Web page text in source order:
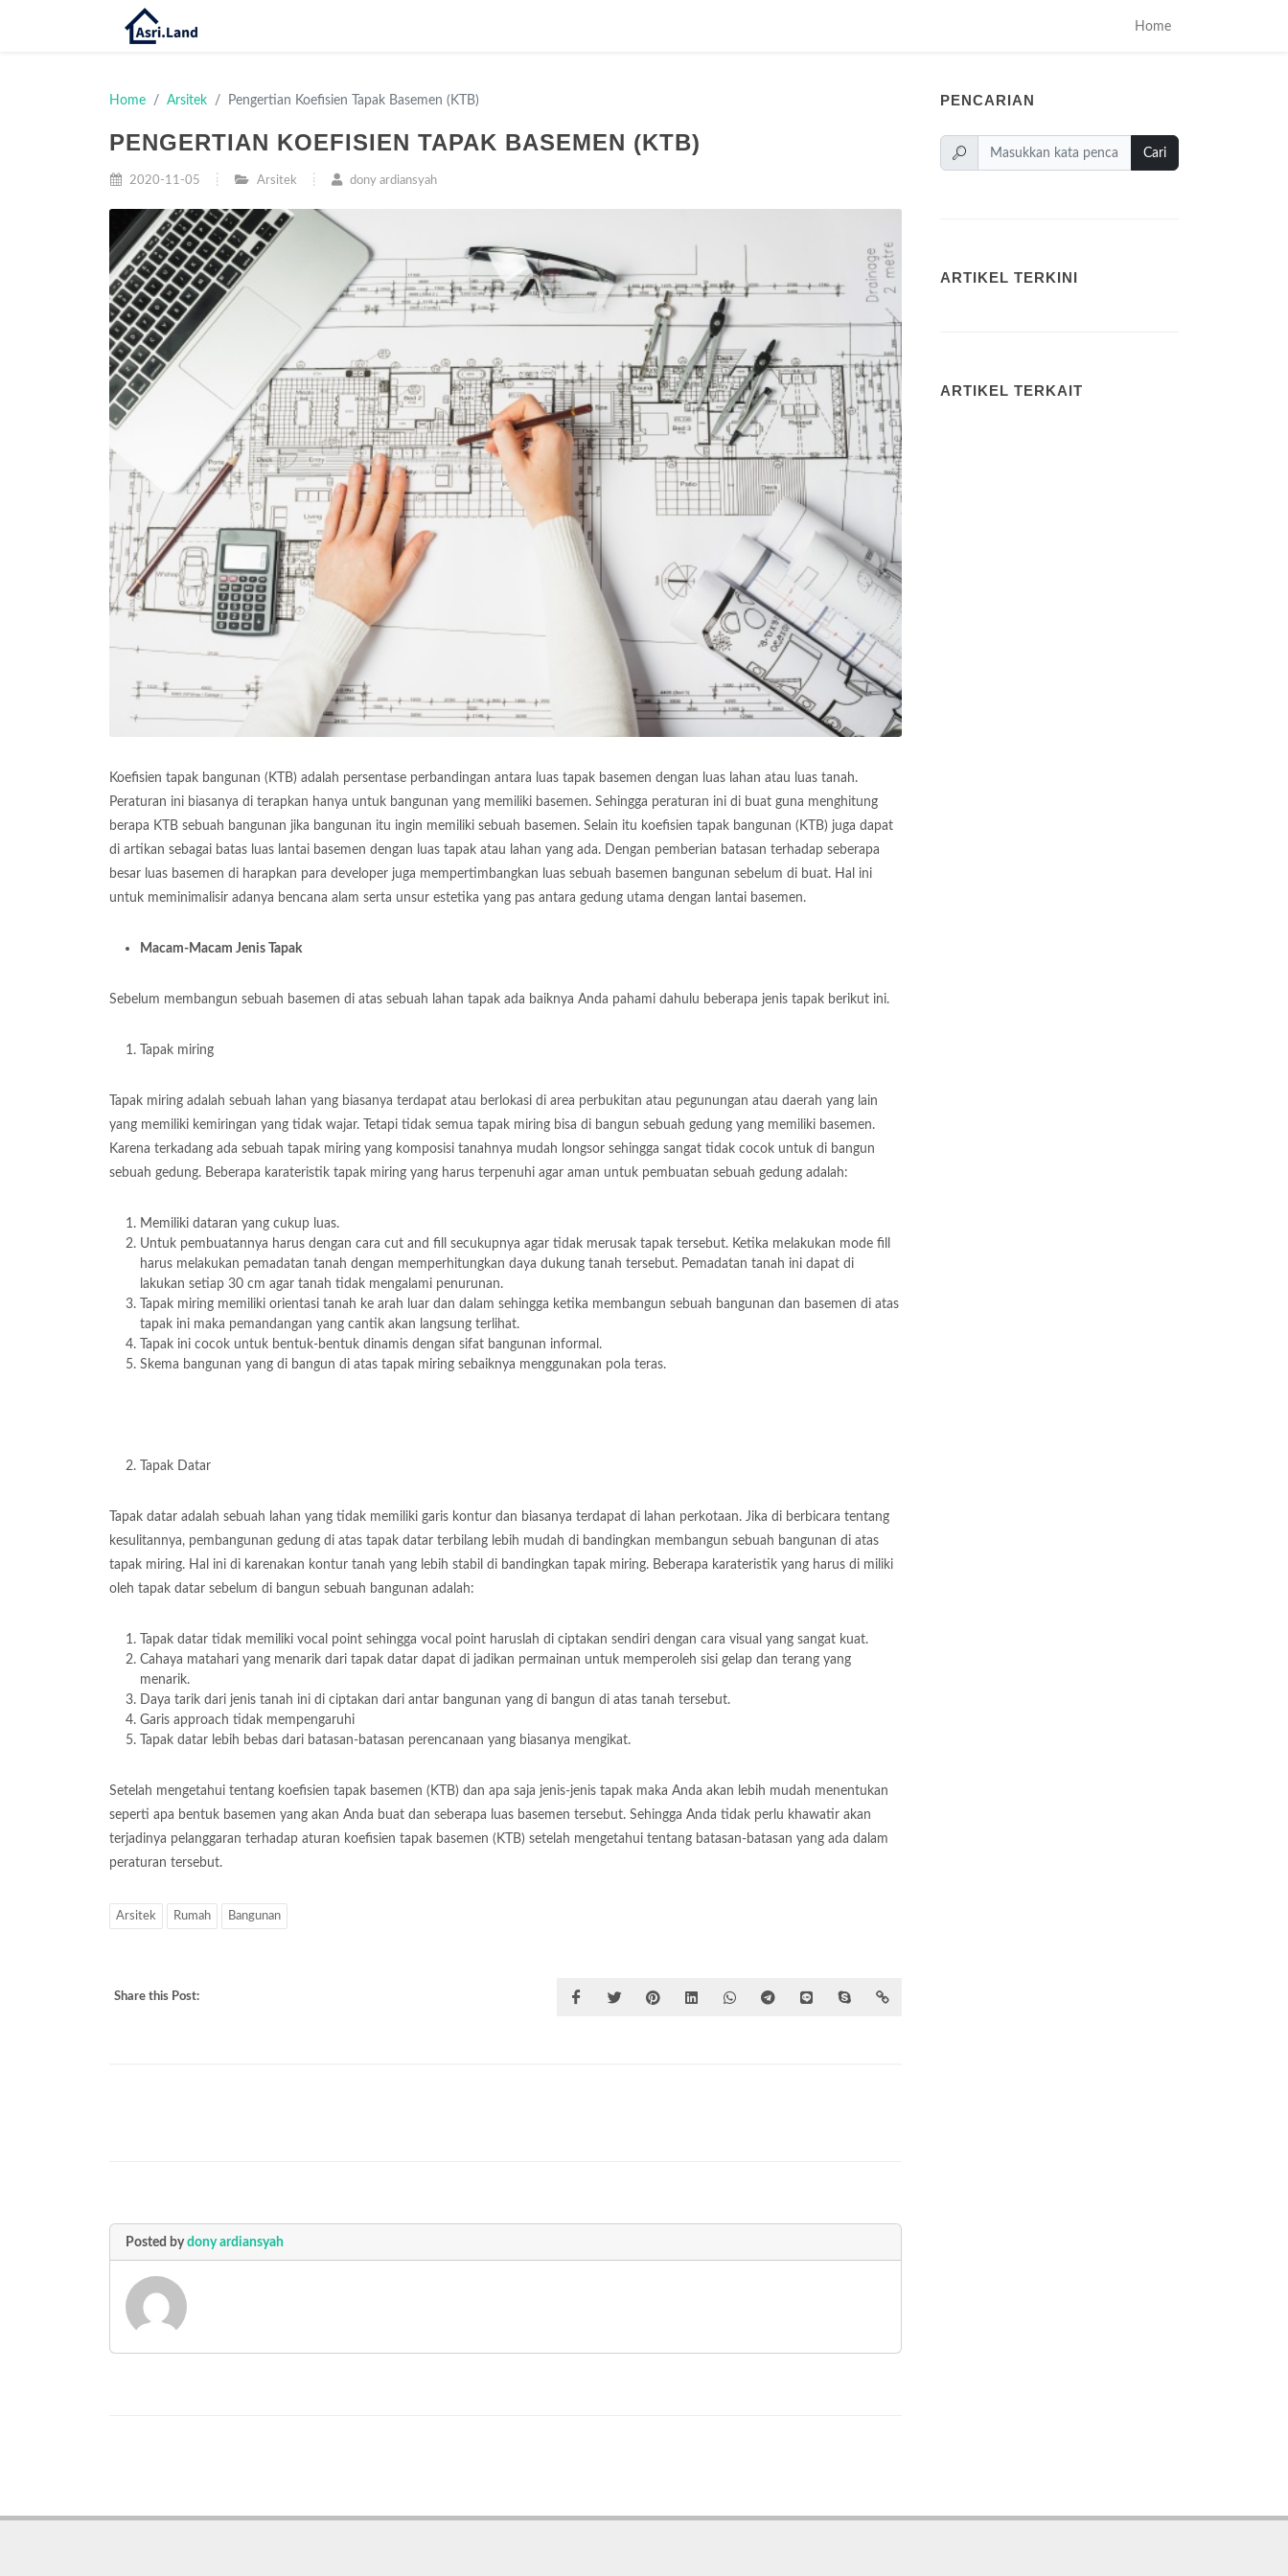
Home
Home Arsitek Pengertian Koefisien Tapak Basemen (KTB)
PENGERTIAN KOEFISIEN TAPAK BASEMEN (KTB)
2020-11-05 Arsitek dony ardiansyah
Koefisien tapak bangunan (KTB) adalah persentase perbandingan antara luas tapak basemen dengan luas lahan atau luas tanah.
Peraturan ini biasanya di terapkan hanya untuk bangunan yang memiliki basemen. Sehingga peraturan ini di buat guna menghitung
berapa KTB sebuah bangunan jika bangunan itu ingin memiliki sebuah basemen. Selain itu koefisien tapak bangunan (KTB) juga dapat
di artikan sebagai batas luas lantai basemen dengan luas tapak atau lahan yang ada. Dengan pemberian batasan terhadap seberapa
besar luas basemen di harapkan para developer juga mempertimbangkan luas sebuah basemen bangunan sebelum di buat. Hal ini
untuk meminimalisir adanya bencana alam serta unsur estetika yang pas antara gedung utama dengan lantai basemen.
Macam-Macam Jenis Tapak
Sebelum membangun sebuah basemen di atas sebuah lahan tapak ada baiknya Anda pahami dahulu beberapa jenis tapak berikut ini.
Tapak miring
Tapak miring adalah sebuah lahan yang biasanya terdapat atau berlokasi di area perbukitan atau pegunungan atau daerah yang lain
yang memiliki kemiringan yang tidak wajar. Tetapi tidak semua tapak miring bisa di bangun sebuah gedung yang memiliki basemen.
Karena terkadang ada sebuah tapak miring yang komposisi tanahnya mudah longsor sehingga sangat tidak cocok untuk di bangun
sebuah gedung. Beberapa karateristik tapak miring yang harus terpenuhi agar aman untuk pembuatan sebuah gedung adalah:
Memiliki dataran yang cukup luas.
Untuk pembuatannya harus dengan cara cut and fill secukupnya agar tidak merusak tapak tersebut. Ketika melakukan mode fill
harus melakukan pemadatan tanah dengan memperhitungkan daya dukung tanah tersebut. Pemadatan tanah ini dapat di
lakukan setiap 30 cm agar tanah tidak mengalami penurunan.
Tapak miring memiliki orientasi tanah ke arah luar dan dalam sehingga ketika membangun sebuah bangunan dan basemen di atas
tapak ini maka pemandangan yang cantik akan langsung terlihat.
Tapak ini cocok untuk bentuk-bentuk dinamis dengan sifat bangunan informal.
Skema bangunan yang di bangun di atas tapak miring sebaiknya menggunakan pola teras.
Tapak Datar
Tapak datar adalah sebuah lahan yang tidak memiliki garis kontur dan biasanya terdapat di lahan perkotaan. Jika di berbicara tentang
kesulitannya, pembangunan gedung di atas tapak datar terbilang lebih mudah di bandingkan membangun sebuah bangunan di atas
tapak miring. Hal ini di karenakan kontur tanah yang lebih stabil di bandingkan tapak miring. Beberapa karateristik yang harus di miliki
oleh tapak datar sebelum di bangun sebuah bangunan adalah:
Tapak datar tidak memiliki vocal point sehingga vocal point haruslah di ciptakan sendiri dengan cara visual yang sangat kuat.
Cahaya matahari yang menarik dari tapak datar dapat di jadikan permainan untuk memperoleh sisi gelap dan terang yang
menarik.
Daya tarik dari jenis tanah ini di ciptakan dari antar bangunan yang di bangun di atas tanah tersebut.
Garis approach tidak mempengaruhi
Tapak datar lebih bebas dari batasan-batasan perencanaan yang biasanya mengikat.
Setelah mengetahui tentang koefisien tapak basemen (KTB) dan apa saja jenis-jenis tapak maka Anda akan lebih mudah menentukan
seperti apa bentuk basemen yang akan Anda buat dan seberapa luas basemen tersebut. Sehingga Anda tidak perlu khawatir akan
terjadinya pelanggaran terhadap aturan koefisien tapak basemen (KTB) setelah mengetahui tentang batasan-batasan yang ada dalam
peraturan tersebut.
Arsitek Rumah Bangunan
Share this Post:
Posted bydony ardiansyah
PENCARIAN
Cari
ARTIKEL TERKINI
ARTIKEL TERKAIT